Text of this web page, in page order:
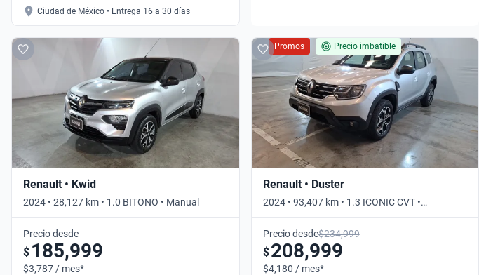
Ciudad de México • Entrega 16 a 30 días
Renault • Kwid
2024 • 28,127 km • 1.0 BITONO • Manual
Precio desde
$ 185,999
$3,787 / mes*
Promos Precio imbatible
Renault • Duster
2024 • 93,407 km • 1.3 ICONIC CVT •
Automático
Precio desde$234,999
$208,999
$4,180 / mes*